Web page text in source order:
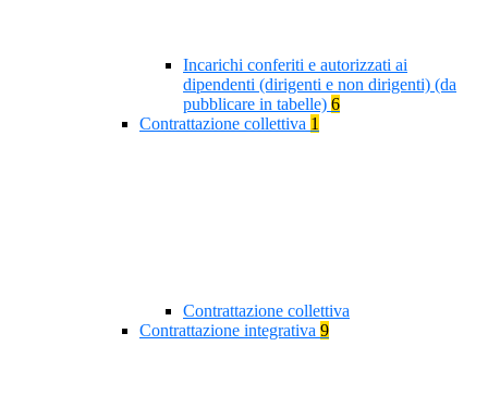
Incarichi conferiti e autorizzati ai
dipendenti (dirigenti e non dirigenti) (da
pubblicare in tabelle) 6
Contrattazione collettiva 1
Contrattazione collettiva
Contrattazione integrativa 9